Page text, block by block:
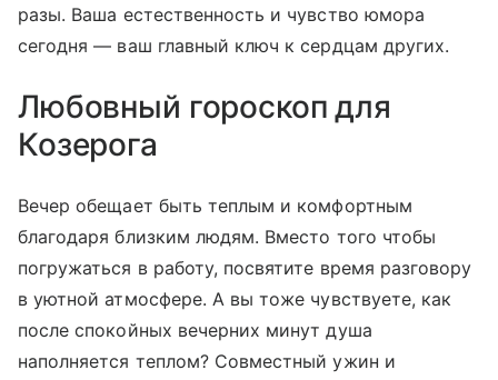
разы. Ваша естественность и чувство юмора
сегодня — ваш главный ключ к сердцам других.
Любовный гороскоп для
Козерога
Вечер обещает быть теплым и комфортным
благодаря близким людям. Вместо того чтобы
погружаться в работу, посвятите время разговору
в уютной атмосфере. А вы тоже чувствуете, как
после спокойных вечерних минут душа
наполняется теплом? Совместный ужин и